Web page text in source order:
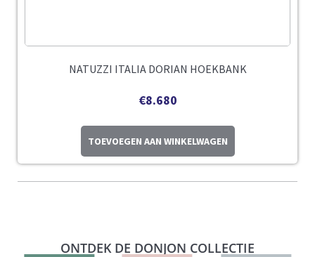
NATUZZI ITALIA DORIAN HOEKBANK
€8.680
TOEVOEGEN AAN WINKELWAGEN
ONTDEK DE DONJON COLLECTIE